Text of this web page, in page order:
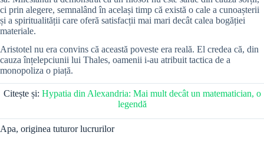
ci prin alegere, semnalând în același timp că există o cale a cunoașterii
și a spiritualității care oferă satisfacții mai mari decât calea bogăției
materiale.
Aristotel nu era convins că această poveste era reală. El credea că, din
cauza înțelepciunii lui Thales, oamenii i-au atribuit tactica de a
monopoliza o piață.
Citește și: Hypatia din Alexandria: Mai mult decât un matematician, o
legendă
Apa, originea tuturor lucrurilor